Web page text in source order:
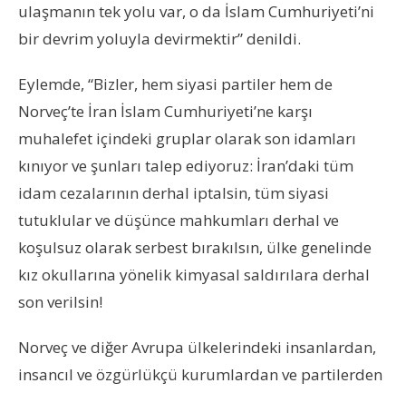
ulaşmanın tek yolu var, o da İslam Cumhuriyeti’ni
bir devrim yoluyla devirmektir” denildi.
Eylemde, “Bizler, hem siyasi partiler hem de
Norveç’te İran İslam Cumhuriyeti’ne karşı
muhalefet içindeki gruplar olarak son idamları
kınıyor ve şunları talep ediyoruz: İran’daki tüm
idam cezalarının derhal iptalsin, tüm siyasi
tutuklular ve düşünce mahkumları derhal ve
koşulsuz olarak serbest bırakılsın, ülke genelinde
kız okullarına yönelik kimyasal saldırılara derhal
son verilsin!
Norveç ve diğer Avrupa ülkelerindeki insanlardan,
insancıl ve özgürlükçü kurumlardan ve partilerden